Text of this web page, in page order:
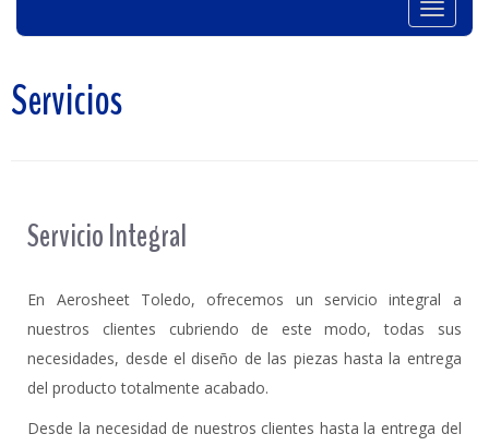
Menú
Servicios
Servicio Integral
En Aerosheet Toledo, ofrecemos un servicio integral a
nuestros clientes cubriendo de este modo, todas sus
necesidades, desde el diseño de las piezas hasta la entrega
del producto totalmente acabado.
Desde la necesidad de nuestros clientes hasta la entrega del